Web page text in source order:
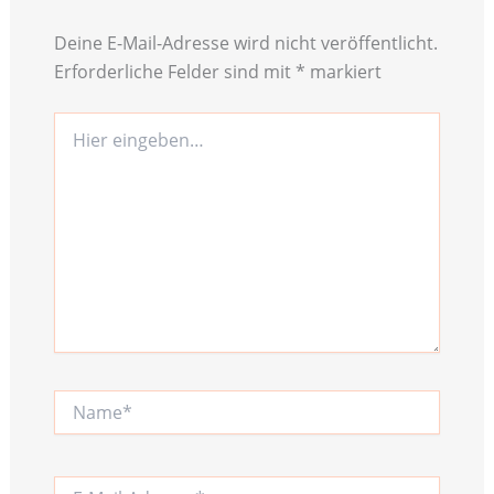
Deine E-Mail-Adresse wird nicht veröffentlicht.
Erforderliche Felder sind mit * markiert
eingeben…